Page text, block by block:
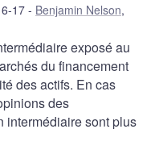
17 Benjamin Nelson,
exposé au
du financement
des actifs. En cas
des
intermédiaire sont plus